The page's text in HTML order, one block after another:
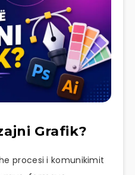
Grafik?
procesi i komunikimit